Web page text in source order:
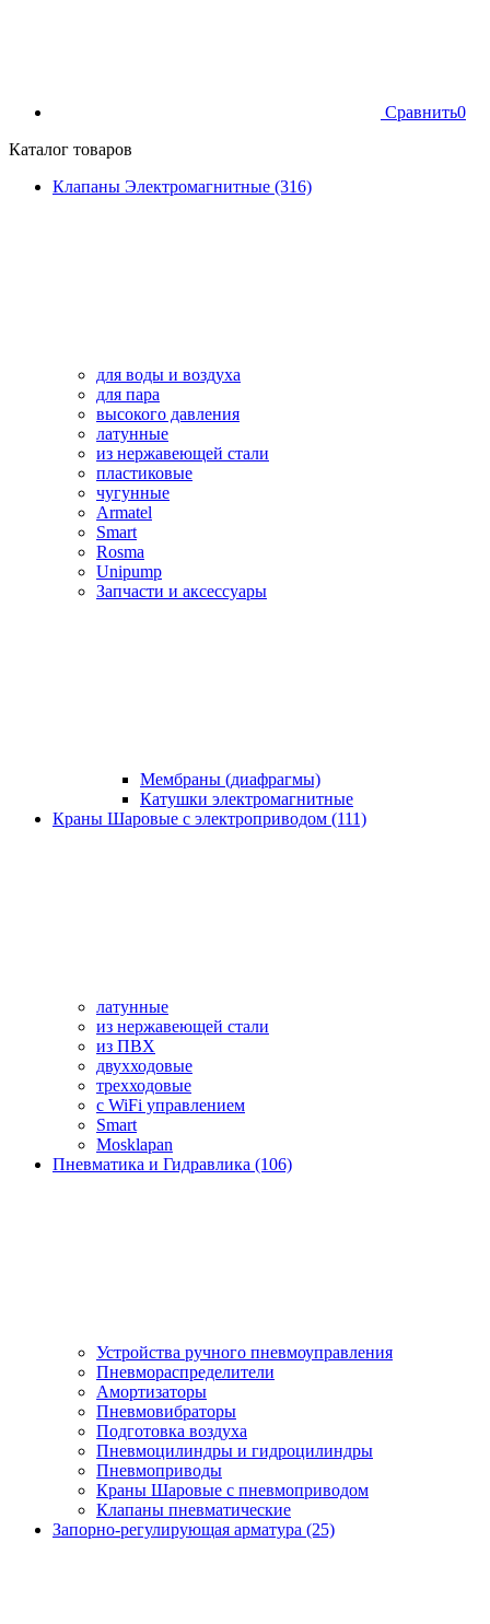
Сравнить0
Каталог товаров
Клапаны Электромагнитные (316)
для воды и воздуха
для пара
высокого давления
латунные
из нержавеющей стали
пластиковые
чугунные
Armatel
Smart
Rosma
Unipump
Запчасти и аксессуары
Мембраны (диафрагмы)
Катушки электромагнитные
Краны Шаровые с электроприводом (111)
латунные
из нержавеющей стали
из ПВХ
двухходовые
трехходовые
с WiFi управлением
Smart
Mosklapan
Пневматика и Гидравлика (106)
Устройства ручного пневмоуправления
Пневмораспределители
Амортизаторы
Пневмовибраторы
Подготовка воздуха
Пневмоцилиндры и гидроцилиндры
Пневмоприводы
Краны Шаровые с пневмоприводом
Клапаны пневматические
Запорно-регулирующая арматура (25)